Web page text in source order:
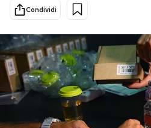
Economia
PODCAST
NEWSLETTER
Condividi